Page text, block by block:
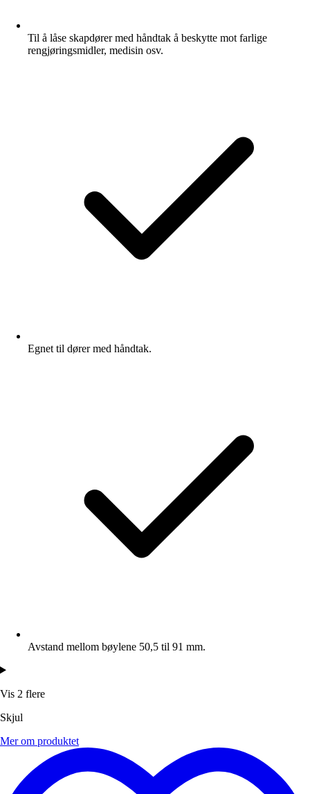
Til å låse skapdører med håndtak å beskytte mot farlige
rengjøringsmidler, medisin osv.
Egnet til dører med håndtak.
Avstand mellom bøylene 50,5 til 91 mm.
Vis 2 flere
Skjul
Mer om produktet